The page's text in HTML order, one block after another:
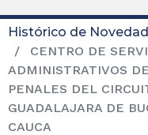
Histórico de
CENTRO DE
ADMINISTRATIVOS
PENALES DEL
GUADALAJARA DE
CAUCA